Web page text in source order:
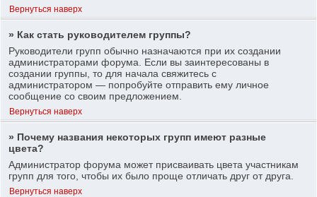
Вернуться наверх
» Как стать руководителем группы?
Руководители групп обычно назначаются при их создании
администраторами форума. Если вы заинтересованы в
создании группы, то для начала свяжитесь с
администратором — попробуйте отправить ему личное
сообщение со своим предложением.
Вернуться наверх
» Почему названия некоторых групп имеют разные
цвета?
Администратор форума может присваивать цвета участникам
групп для того, чтобы их было проще отличать друг от друга.
Вернуться наверх